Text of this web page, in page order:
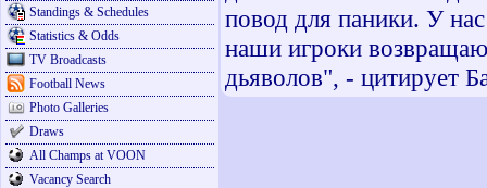
Standings & Schedules
Statistics & Odds
TV Broadcasts
Football News
Photo Galleries
Draws
All Champs at VOON
Vacancy Search
повод для паники. У
наши игроки
дьяволов", - цитирует